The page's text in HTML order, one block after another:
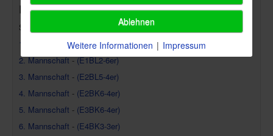
Links
Spielpläne Erwachsene 2025/26:
1. Mannschaft-(EBOL)
2. Mannschaft-(E1BL2-6er)
3. Mannschaft - (E2BL5-4er)
4. Mannschaft - (E2BK6-4er)
5. Mannschaft - (E3BK6-4er)
6. Mannschaft - (E4BK3-3er)
Ablehnen
Weitere Informationen | Impressum